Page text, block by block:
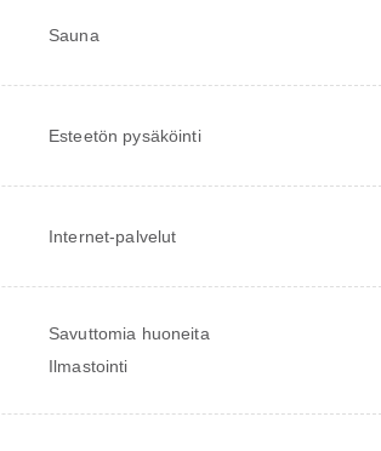
Sauna
Esteetön pysäköinti
Internet-palvelut
Savuttomia huoneita
Ilmastointi